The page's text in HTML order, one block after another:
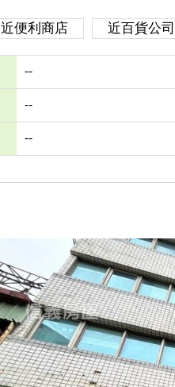
近便利商店 近百貨公司
--
--
--